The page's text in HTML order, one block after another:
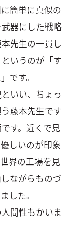
簡単に真似の
器にした戦略
先生の一貫し
いうのが「す
です。
いい、ちょっ
藤本先生です
す。近くで見
しいのが印象
界の工場を見
ながらものづ
した。
間性もかいま